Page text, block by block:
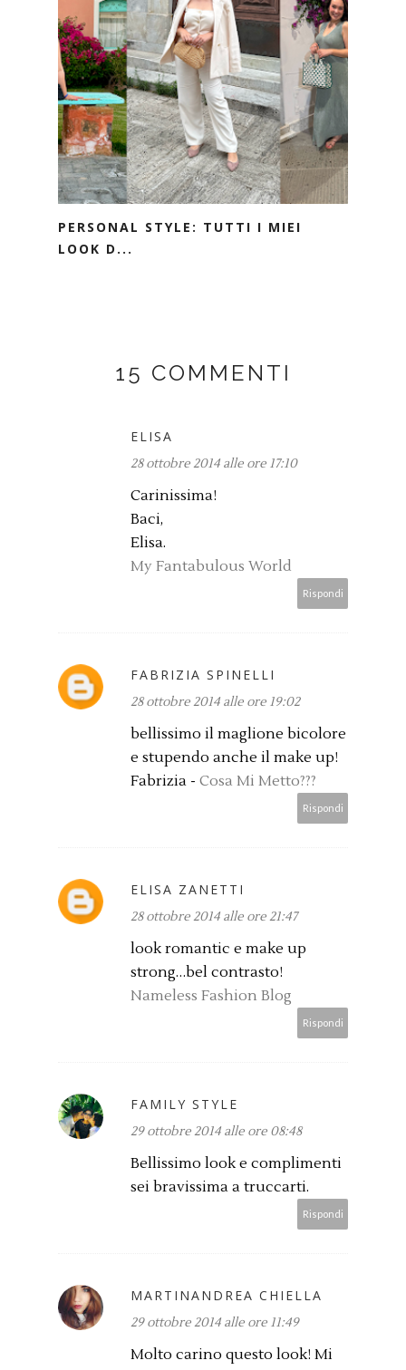
PERSONAL STYLE: TUTTI I MIEI
LOOK D...
15 COMMENTI
ELISA
28 ottobre 2014 alle ore 17:10
Carinissima!
Baci,
Elisa.
My Fantabulous World
Rispondi
FABRIZIA SPINELLI
28 ottobre 2014 alle ore 19:02
bellissimo il maglione bicolore
e stupendo anche il make up!
Fabrizia - Cosa Mi Metto???
Rispondi
ELISA ZANETTI
28 ottobre 2014 alle ore 21:47
look romantic e make up
strong…bel contrasto!
Nameless Fashion Blog
Rispondi
FAMILY STYLE
29 ottobre 2014 alle ore 08:48
Bellissimo look e complimenti
sei bravissima a truccarti.
Rispondi
MARTINANDREA CHIELLA
29 ottobre 2014 alle ore 11:49
Molto carino questo look! Mi